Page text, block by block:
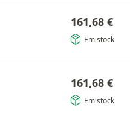
161,68 €
Em stock
161,68 €
Em stock